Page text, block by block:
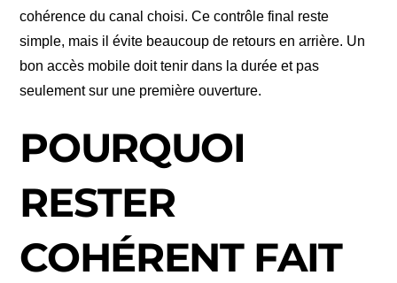
cohérence du canal choisi. Ce contrôle final reste
simple, mais il évite beaucoup de retours en arrière. Un
bon accès mobile doit tenir dans la durée et pas
seulement sur une première ouverture.
POURQUOI
RESTER
COHÉRENT FAIT